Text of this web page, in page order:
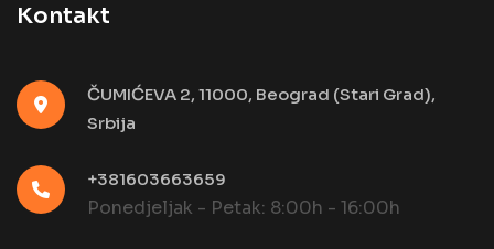
Kontakt
ČUMIĆEVA 2, 11000, Beograd (Stari Grad),
Srbija
+381603663659
Ponedjeljak - Petak: 8:00h - 16:00h